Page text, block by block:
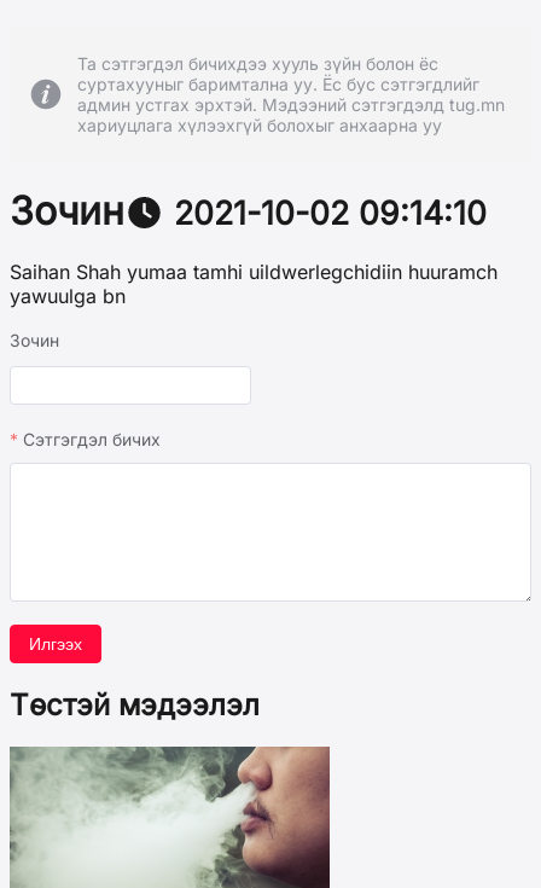
Та сэтгэгдэл бичихдээ хууль зүйн болон ёс
суртахууныг баримтална уу. Ёс бус сэтгэгдлийг
админ устгах эрхтэй. Мэдээний сэтгэгдэлд tug.mn
хариуцлага хүлээхгүй болохыг анхаарна уу
Зочин 2021-10-02 09:14:10
Saihan Shah yumaa tamhi uildwerlegchidiin huuramch
yawuulga bn
Зочин
Сэтгэгдэл бичих
Илгээх
Төстэй мэдээлэл